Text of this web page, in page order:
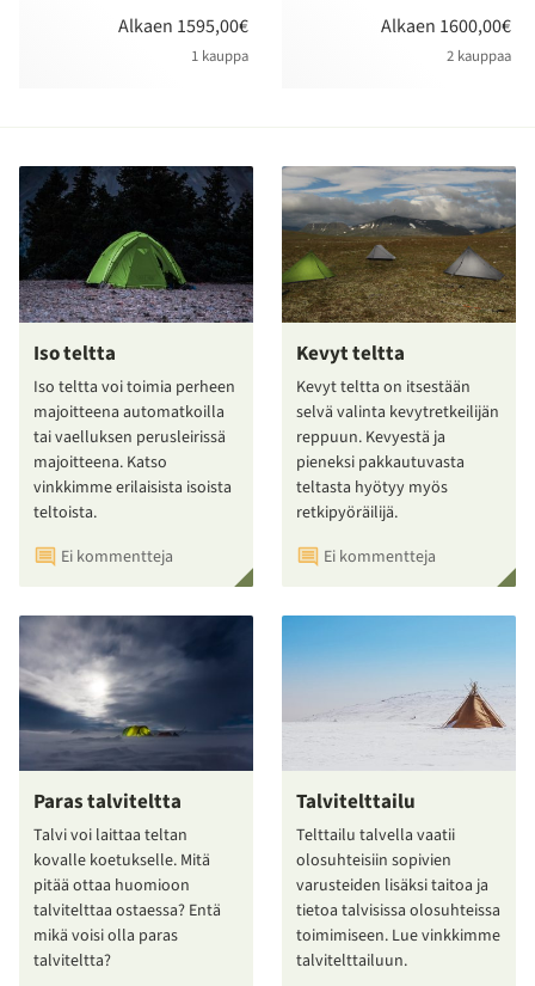
Alkaen 1595,00€
1 kauppa
Alkaen 1600,00€
2 kauppaa
Iso teltta
Iso teltta voi toimia perheen
majoitteena automatkoilla
tai vaelluksen perusleirissä
majoitteena. Katso
vinkkimme erilaisista isoista
teltoista.
Ei kommentteja
Kevyt teltta
Kevyt teltta on itsestään
selvä valinta kevytretkeilijän
reppuun. Kevyestä ja
pieneksi pakkautuvasta
teltasta hyötyy myös
retkipyöräilijä.
Ei kommentteja
Paras talviteltta
Talvi voi laittaa teltan
kovalle koetukselle. Mitä
pitää ottaa huomioon
talvitelttaa ostaessa? Entä
mikä voisi olla paras
talviteltta?
Talvitelttailu
Telttailu talvella vaatii
olosuhteisiin sopivien
varusteiden lisäksi taitoa ja
tietoa talvisissa olosuhteissa
toimimiseen. Lue vinkkimme
talvitelttailuun.